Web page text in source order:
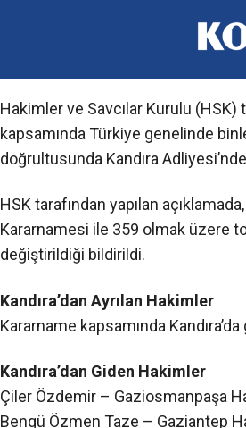
Hakimler ve Savcılar Kurulu (HSK)
kapsamında Türkiye genelinde
doğrultusunda Kandıra
HSK tarafından yapılan
Kararnamesi ile 359 olmak üzere
değiştirildiği bildirildi.
Kandıra’dan Ayrılan Hakimler
Kararname kapsamında
Çiler Özdemir – Gaziosmanpaşa
Bengü Özmen Taze – Gaziantep
Dilek Çalışkan Kaya –
Elif Ece Başarır – Pervari Hakimliği
Hanne Zeynep Doğan – Çumra